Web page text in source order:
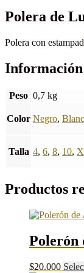
Polera de
Polera con
Peso 0,7 kg
Color Negro,
Talla 4, 6, 8, 10,
Productos
Polerón
$20.000